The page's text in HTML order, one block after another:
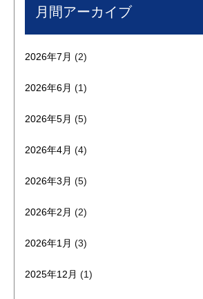
月間アーカイブ
2026年7月 (2)
2026年6月 (1)
2026年5月 (5)
2026年4月 (4)
2026年3月 (5)
2026年2月 (2)
2026年1月 (3)
2025年12月 (1)